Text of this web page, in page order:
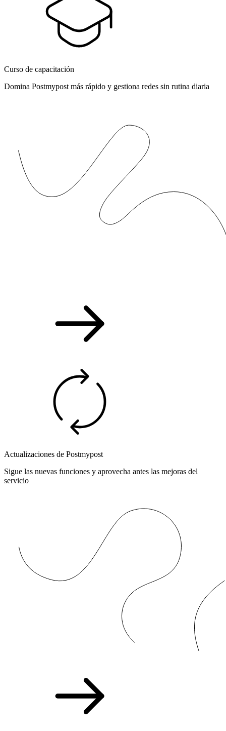
Curso de capacitación
Domina Postmypost más rápido y gestiona redes sin rutina diaria
Actualizaciones de Postmypost
Sigue las nuevas funciones y aprovecha antes las mejoras del
servicio